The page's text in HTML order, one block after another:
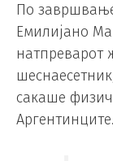
По
Емилијано
натпреварот
сакаше
Аргентинците.